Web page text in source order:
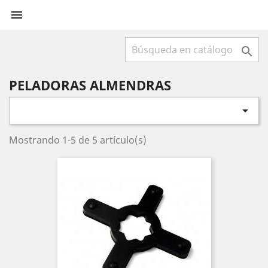


PELADORAS ALMENDRAS

Mostrando 1-5 de 5 artículo(s)